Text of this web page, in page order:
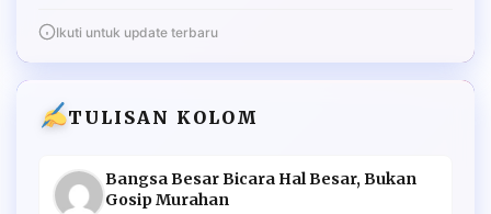
Ikuti untuk update terbaru
TULISAN KOLOM
Bangsa Besar Bicara Hal Besar, Bukan
Gosip Murahan